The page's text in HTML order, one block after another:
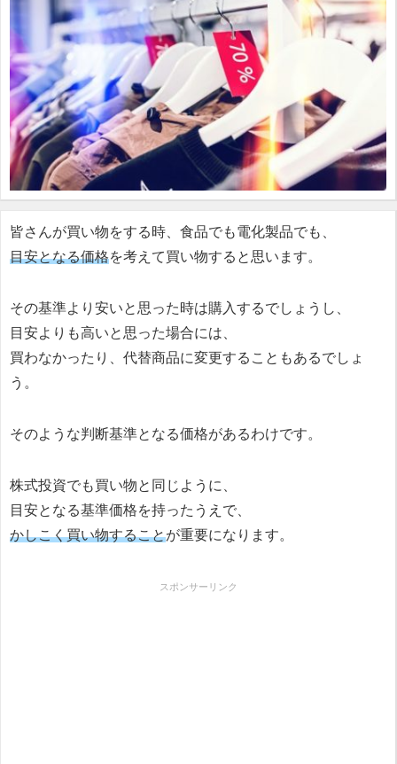
皆さんが買い物をする時、食品でも電化製品でも、
目安となる価格を考えて買い物すると思います。
その基準より安いと思った時は購入するでしょうし、
目安よりも高いと思った場合には、
買わなかったり、代替商品に変更することもあるでしょ
う。
そのような判断基準となる価格があるわけです。
株式投資でも買い物と同じように、
目安となる基準価格を持ったうえで、
かしこく買い物することが重要になります。
スポンサーリンク